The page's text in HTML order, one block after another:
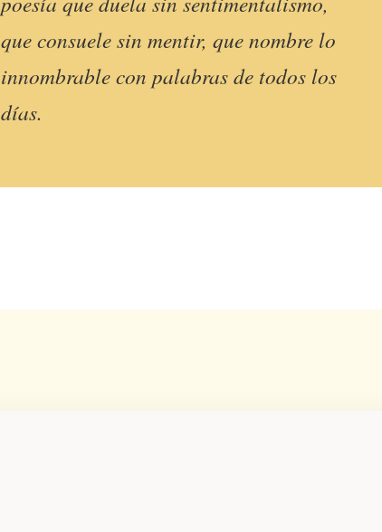
que consuele sin mentir, que nombre lo
innombrable con palabras de todos los
días.